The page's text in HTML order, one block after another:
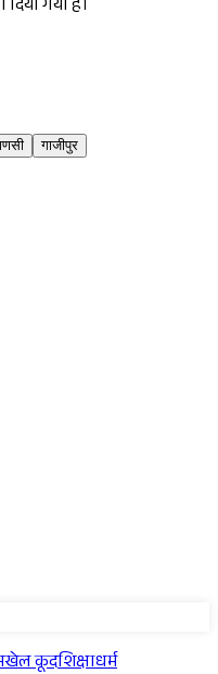
गया हैं।
गाजीपुर
खेल कूदशिक्षाधर्म